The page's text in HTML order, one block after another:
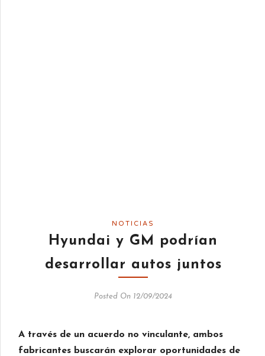
NOTICIAS
Hyundai y GM podrían
desarrollar autos juntos
Posted On 12/09/2024
A través de un acuerdo no vinculante, ambos
fabricantes buscarán explorar oportunidades de